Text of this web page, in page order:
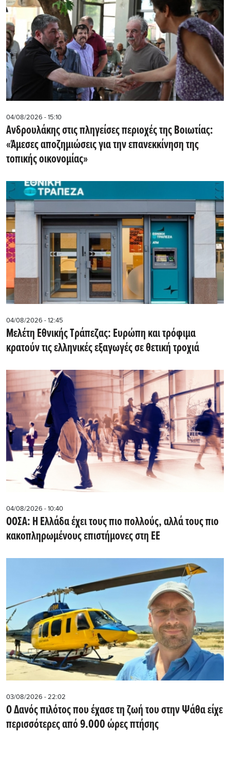
04/08/2026 - 15:10
Ανδρουλάκης στις πληγείσες περιοχές της Βοιωτίας:
«Άμεσες αποζημιώσεις για την επανεκκίνηση της
τοπικής οικονομίας»
04/08/2026 - 12:45
Μελέτη Εθνικής Τράπεζας: Ευρώπη και τρόφιμα
κρατούν τις ελληνικές εξαγωγές σε θετική τροχιά
04/08/2026 - 10:40
ΟΟΣΑ: Η Ελλάδα έχει τους πιο πολλούς, αλλά τους πιο
κακοπληρωμένους επιστήμονες στη ΕΕ
03/08/2026 - 22:02
Ο Δανός πιλότος που έχασε τη ζωή του στην Ψάθα είχε
περισσότερες από 9.000 ώρες πτήσης